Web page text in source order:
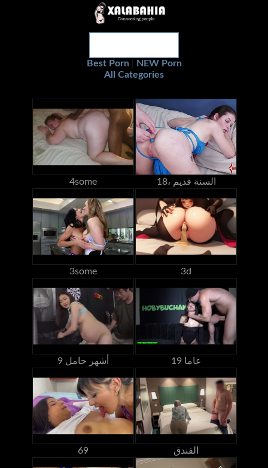
Best Porn
NEW Porn
All Categories
4some 18، السنة قديم
3some 3d
9 أشهر حامل 19 عاما
69 الفندق